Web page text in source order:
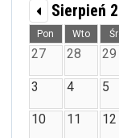
Sierpień
Pon Wto
27 28 29
3 4 5
10 11 12